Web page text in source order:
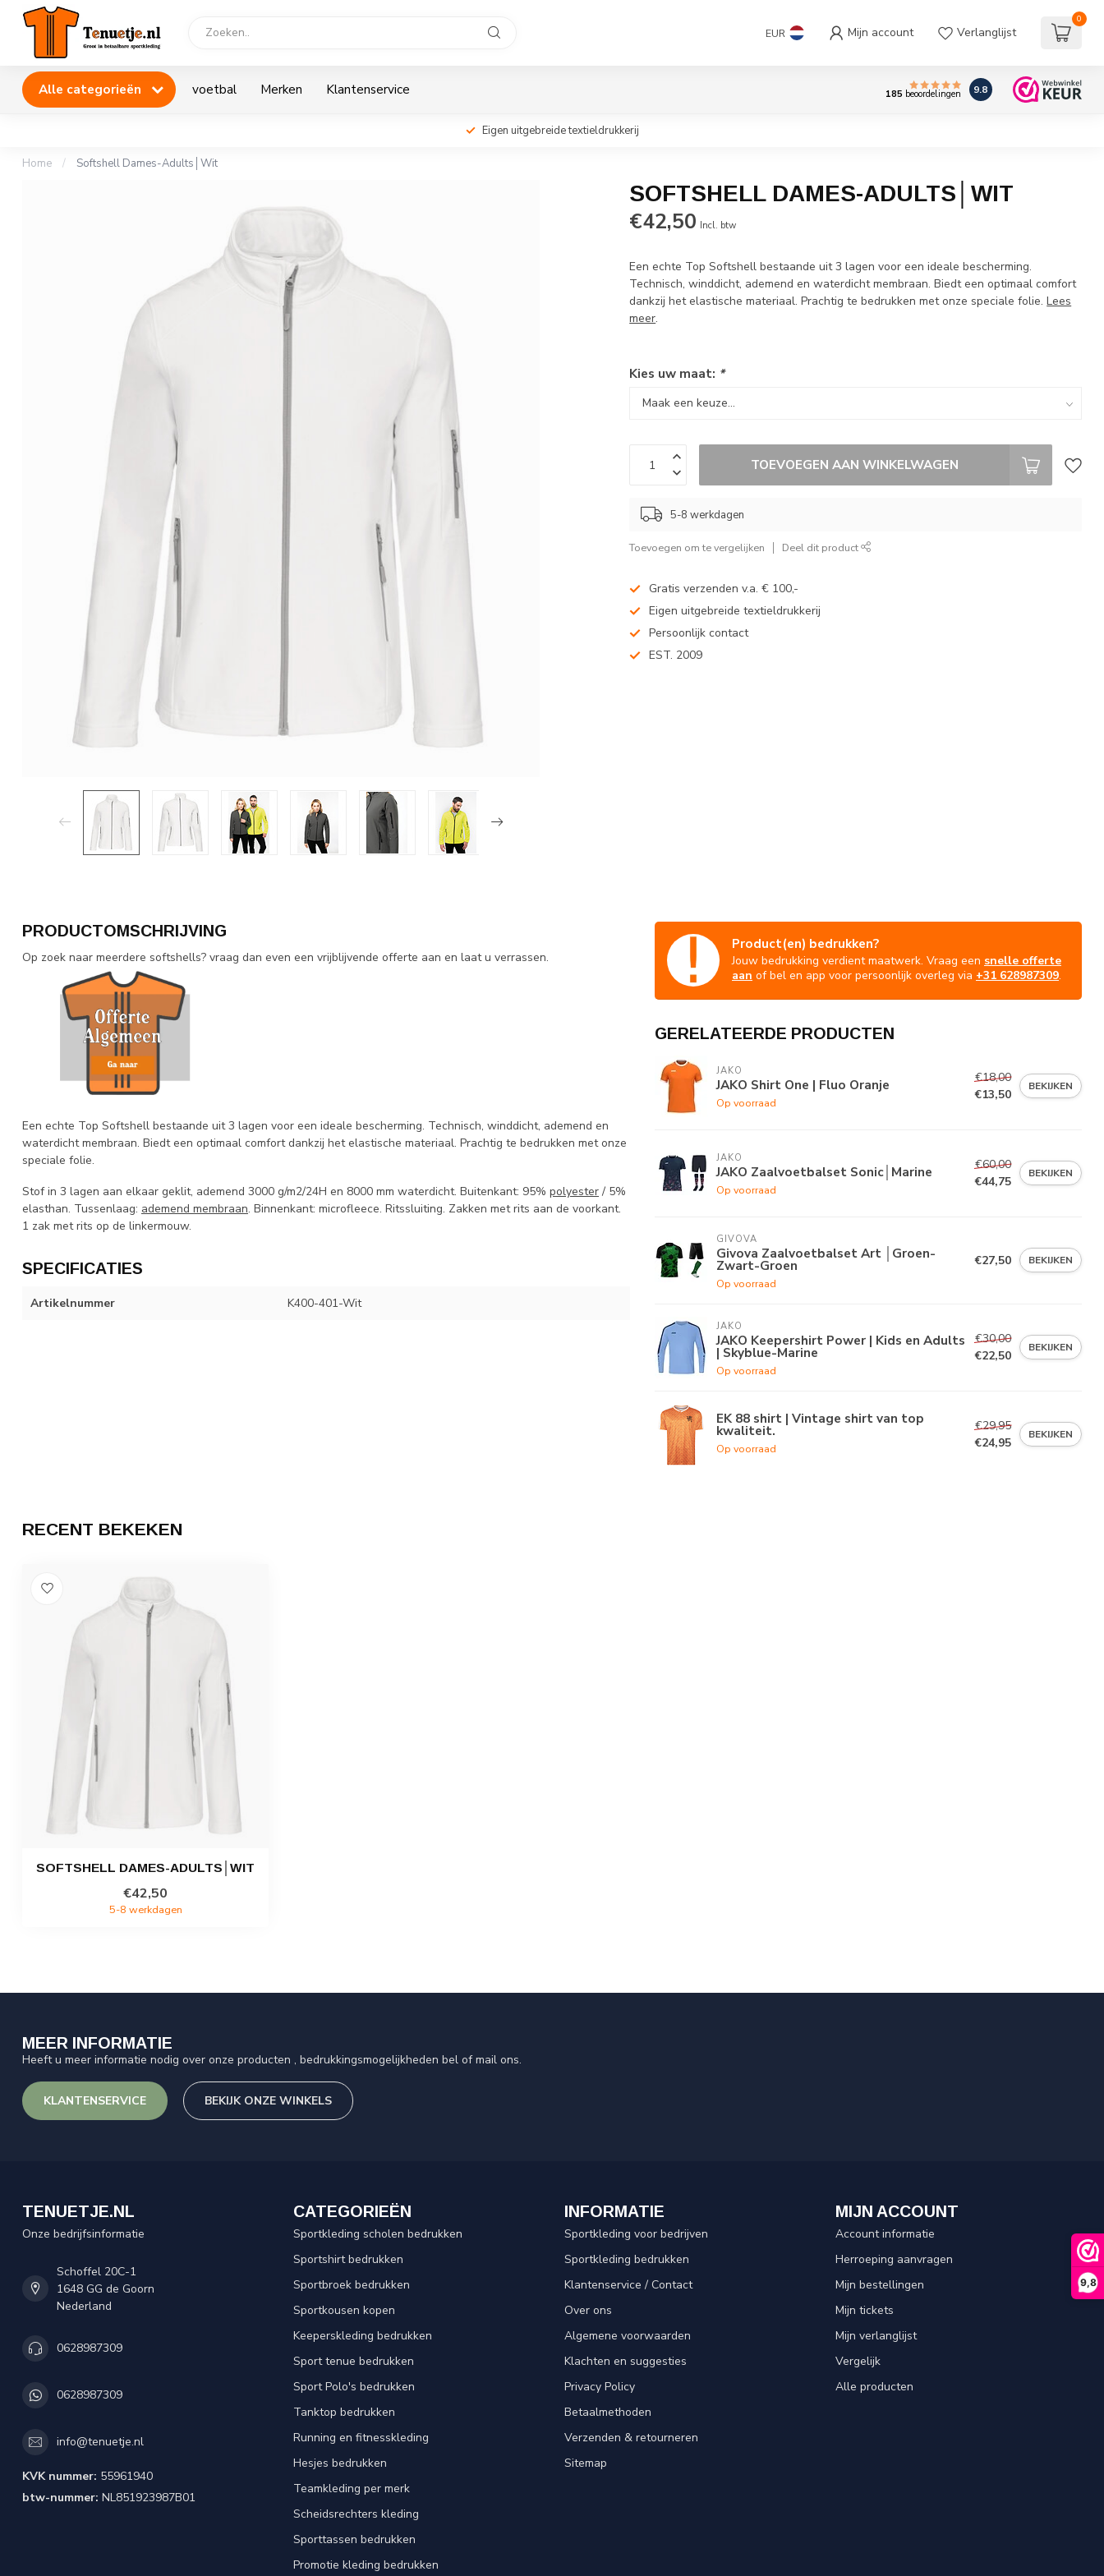
9,8
EUR Mijn account Verlanglijst
0
Alle categorieën voetbal Merken Klantenservice 185 beoordelingen 9.8
Eigen uitgebreide textieldrukkerij
Home / Softshell Dames-Adults│Wit
SOFTSHELL DAMES-ADULTS│WIT
€42,50 Incl. btw
Een echte Top Softshell bestaande uit 3 lagen voor een ideale bescherming.
Technisch, winddicht, ademend en waterdicht membraan. Biedt een optimaal comfort
dankzij het elastische materiaal. Prachtig te bedrukken met onze speciale folie.Lees
meer.
Kies uw maat: *
TOEVOEGEN AAN WINKELWAGEN
5-8 werkdagen
Toevoegen om te vergelijken Deel dit product
Gratis verzenden v.a. € 100,-
Eigen uitgebreide textieldrukkerij
Persoonlijk contact
EST. 2009
PRODUCTOMSCHRIJVING
Op zoek naar meerdere softshells? vraag dan even een vrijblijvende offerte aan en laat u verrassen.
Een echte Top Softshell bestaande uit 3 lagen voor een ideale bescherming. Technisch, winddicht, ademend en
waterdicht membraan. Biedt een optimaal comfort dankzij het elastische materiaal. Prachtig te bedrukken met onze
speciale folie.
Stof in 3 lagen aan elkaar geklit, ademend 3000 g/m2/24H en 8000 mm waterdicht. Buitenkant: 95% polyester / 5%
elasthan. Tussenlaag: ademend membraan. Binnenkant: microfleece. Ritssluiting. Zakken met rits aan de voorkant.
1 zak met rits op de linkermouw.
SPECIFICATIES
Artikelnummer K400-401-Wit
Product(en) bedrukken?
Jouw bedrukking verdient maatwerk. Vraag een snelle offerte
aan of bel en app voor persoonlijk overleg via +31 628987309.
GERELATEERDE PRODUCTEN
JAKO
JAKO Shirt One | Fluo Oranje
Op voorraad
€18,00
€13,50
BEKIJKEN
JAKO
JAKO Zaalvoetbalset Sonic│Marine
Op voorraad
€60,00
€44,75
BEKIJKEN
GIVOVA
Givova Zaalvoetbalset Art │Groen-
Zwart-Groen
Op voorraad
€27,50 BEKIJKEN
JAKO
JAKO Keepershirt Power | Kids en Adults
| Skyblue-Marine
Op voorraad
€30,00
€22,50
BEKIJKEN
EK 88 shirt | Vintage shirt van top
kwaliteit.
Op voorraad
€29,95
€24,95
BEKIJKEN
RECENT BEKEKEN
SOFTSHELL DAMES-ADULTS│WIT
€42,50
5-8 werkdagen
MEER INFORMATIE
Heeft u meer informatie nodig over onze producten , bedrukkingsmogelijkheden bel of mail ons.
KLANTENSERVICE BEKIJK ONZE WINKELS
TENUETJE.NL
Onze bedrijfsinformatie
Schoffel 20C-1
1648 GG de Goorn
Nederland
0628987309
0628987309
info@tenuetje.nl
KVK nummer: 55961940
btw-nummer: NL851923987B01
CATEGORIEËN
Sportkleding scholen bedrukken
Sportshirt bedrukken
Sportbroek bedrukken
Sportkousen kopen
Keeperskleding bedrukken
Sport tenue bedrukken
Sport Polo's bedrukken
Tanktop bedrukken
Running en fitnesskleding
Hesjes bedrukken
Teamkleding per merk
Scheidsrechters kleding
Sporttassen bedrukken
Promotie kleding bedrukken
INFORMATIE
Sportkleding voor bedrijven
Sportkleding bedrukken
Klantenservice / Contact
Over ons
Algemene voorwaarden
Klachten en suggesties
Privacy Policy
Betaalmethoden
Verzenden & retourneren
Sitemap
MIJN ACCOUNT
Account informatie
Herroeping aanvragen
Mijn bestellingen
Mijn tickets
Mijn verlanglijst
Vergelijk
Alle producten